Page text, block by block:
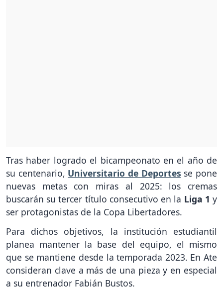
Tras haber logrado el bicampeonato en el año de
su centenario, Universitario de Deportes se pone
nuevas metas con miras al 2025: los cremas
buscarán su tercer título consecutivo en la Liga 1 y
ser protagonistas de la Copa Libertadores.
Para dichos objetivos, la institución estudiantil
planea mantener la base del equipo, el mismo
que se mantiene desde la temporada 2023. En Ate
consideran clave a más de una pieza y en especial
a su entrenador Fabián Bustos.